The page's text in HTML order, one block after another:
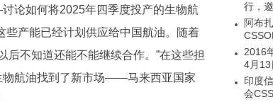
论如何将2025年四季度投产的生物航
些产能已经计划供应给中国航油。随着
后不知道还能不能继续合作。”在这些担
物航油找到了新市场——马来西亚国家
行，
阿布
2016
4月13
印度
会